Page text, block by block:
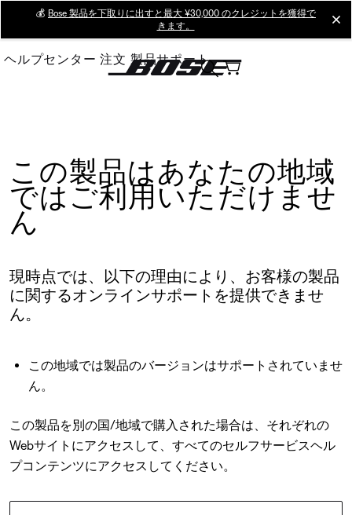
Main
💰 Bose 製品を下取りに出すと最大 ¥30,000 のクレジットを獲得で
きます。
ヘルプセンター 注文 製品サポート
この製品はあなたの地域
ではご利用いただけませ
ん
現時点では、以下の理由により、お客様の製品
に関するオンラインサポートを提供できませ
ん。
この地域では製品のバージョンはサポートされていませ
ん。
この製品を別の国/地域で購入された場合は、それぞれの
Webサイトにアクセスして、すべてのセルフサービスヘル
プコンテンツにアクセスしてください。